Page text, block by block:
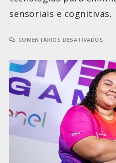
sensoriais e cognitivas.
COMENTÁRIOS DESATIVADOS